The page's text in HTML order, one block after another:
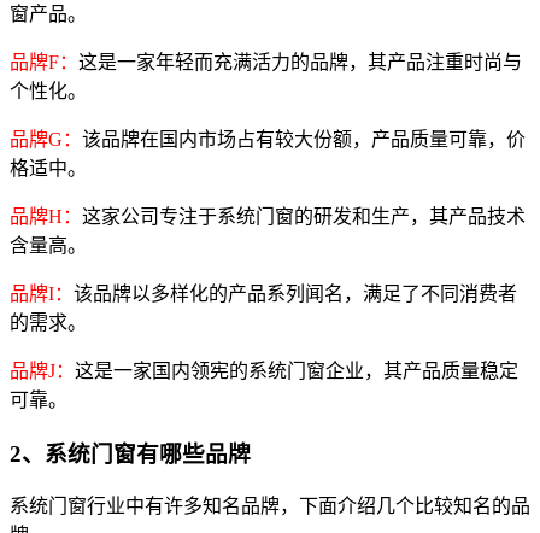
窗产品。
品牌F： 这是一家年轻而充满活力的品牌，其产品注重时尚与
个性化。
品牌G： 该品牌在国内市场占有较大份额，产品质量可靠，价
格适中。
品牌H： 这家公司专注于系统门窗的研发和生产，其产品技术
含量高。
品牌I： 该品牌以多样化的产品系列闻名，满足了不同消费者
的需求。
品牌J： 这是一家国内领宪的系统门窗企业，其产品质量稳定
可靠。
2、系统门窗有哪些品牌
系统门窗行业中有许多知名品牌，下面介绍几个比较知名的品